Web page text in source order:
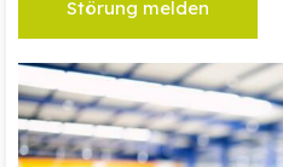
Störung melden